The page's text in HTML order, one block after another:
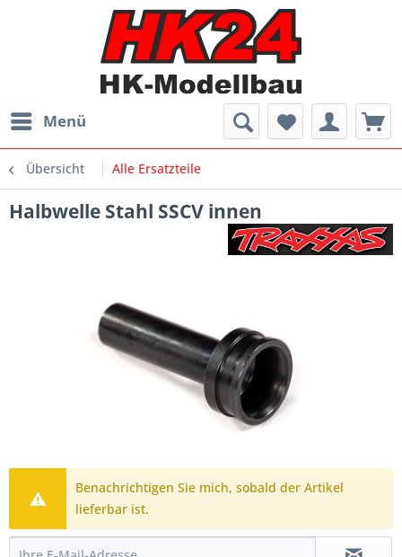
Menü
Übersicht Alle Ersatzteile
Halbwelle Stahl SSCV innen
Benachrichtigen Sie mich, sobald der Artikel
lieferbar ist.